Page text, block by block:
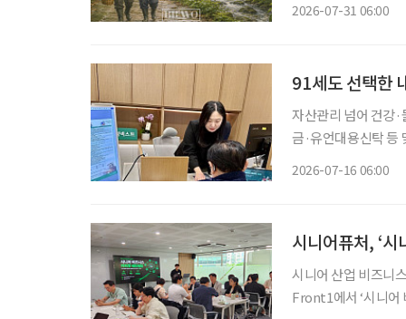
2026-07-31 06:00
91세도 선택한
자산관리 넘어 건강
금·유언대용신탁 등
2026-07-16 06:00
시니어퓨처, ‘시
시니어 산업 비즈니
Front1에서 ‘시니어 비즈